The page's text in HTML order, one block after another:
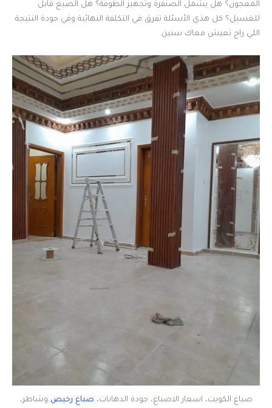
المعجون؟ هل يشمل الصنفرة وتجهيز الطوفة؟ هل الصبغ قابل
للغسيل؟ كل هذي الأسئلة تفرق في التكلفة النهائية وفي جودة النتيجة
اللي راح تعيش معاك سنين.
صباغ الكويت، اسعار الاصباغ، جودة الدهانات، صباغ رخيص وشاطر،